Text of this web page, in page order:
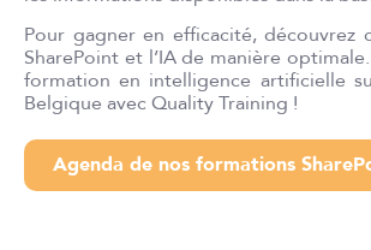
Pour gagner en efficacité, découvrez
SharePoint et l’IA de manière
formation en intelligence artificielle
Belgique avec Quality Training !
Agenda de nos formations